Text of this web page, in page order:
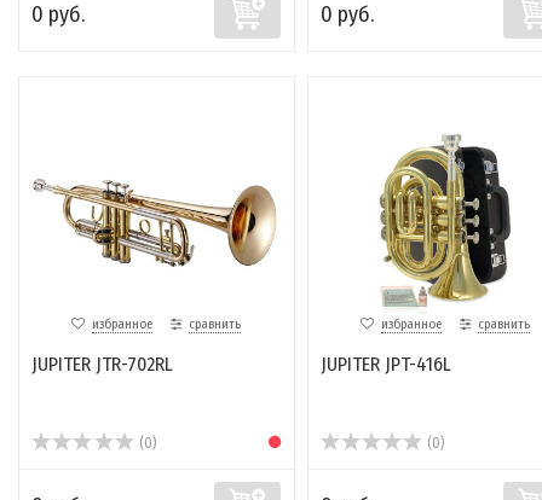
0 руб. 0 руб.
избранное сравнить
JUPITER JTR-702RL
(0)
избранное сравнить
JUPITER JPT-416L
(0)